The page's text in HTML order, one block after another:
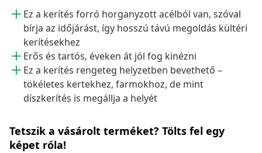
Ez a kerítés forró horganyzott acélból van, szóval
bírja az időjárást, így hosszú távú megoldás kültéri
kerítésekhez
Erős és tartós, éveken át jól fog kinézni
Ez a kerítés rengeteg helyzetben bevethető –
tökéletes kertekhez, farmokhoz, de mint
díszkerítés is megállja a helyét
Tetszik a vásárolt terméket? Tölts fel egy
képet róla!